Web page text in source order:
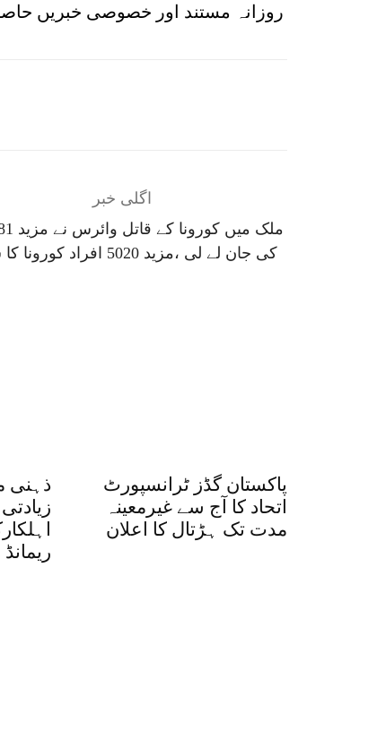
روزانہ مستند اور خصوصی خبریں
اگلی خبر
کی جان لے لی ،مزید 5020 افراد کورونا کا شکار
ذہنی
پاکستان گڈز ٹرانسپورٹ
اتحاد کا آج سے غیرمعینہ
مدت تک ہڑتال کا اعلان